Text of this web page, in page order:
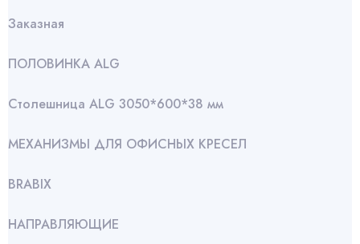
Заказная
ПОЛОВИНКА ALG
Столешница ALG 3050*600*38 мм
МЕХАНИЗМЫ ДЛЯ ОФИСНЫХ КРЕСЕЛ
BRABIX
НАПРАВЛЯЮЩИЕ